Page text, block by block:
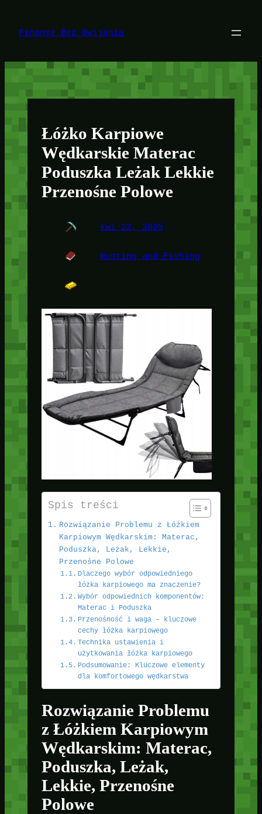
treści
Finanse Bez Owijania
Łóżko Karpiowe
Wędkarskie Materac
Poduszka Leżak Lekkie
Przenośne Polowe
kwi 22, 2025
Hunting and Fishing
Spis treści
Rozwiązanie Problemu z Łóżkiem
Karpiowym Wędkarskim: Materac,
Poduszka, Leżak, Lekkie,
Przenośne Polowe
Dlaczego wybór odpowiedniego
łóżka karpiowego ma znaczenie?
Wybór odpowiednich komponentów:
Materac i Poduszka
Przenośność i waga – kluczowe
cechy łóżka karpiowego
Technika ustawienia i
użytkowania łóżka karpiowego
Podsumowanie: Kluczowe elementy
dla komfortowego wędkarstwa
Rozwiązanie Problemu
z Łóżkiem Karpiowym
Wędkarskim: Materac,
Poduszka, Leżak,
Lekkie, Przenośne
Polowe